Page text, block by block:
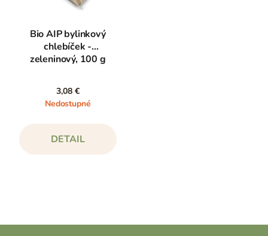
Bio AIP bylinkový
chlebíček -
zeleninový, 100 g
3,08 €
Nedostupné
DETAIL